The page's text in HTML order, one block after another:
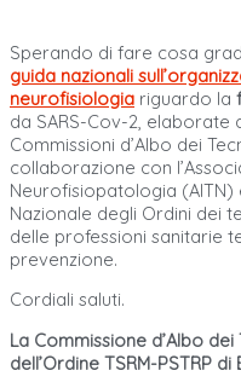
Sperando di fare cosa
guida nazionali
neurofisiologia riguardo la
da SARS-Cov-2,
Commissioni d’Albo dei
collaborazione con
Neurofisiopatologia
Nazionale degli Ordini dei
delle professioni sanitarie
prevenzione.
Cordiali saluti.
La Commissione d’Albo
dell’Ordine TSRM-PSTRP